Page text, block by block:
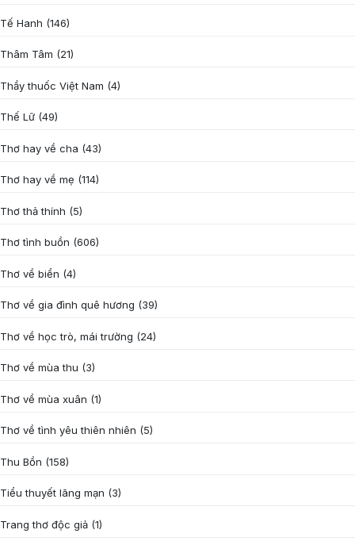
Tế Hanh (146)
Thâm Tâm (21)
Thầy thuốc Việt Nam (4)
Thế Lữ (49)
Thơ hay về cha (43)
Thơ hay về mẹ (114)
Thơ thả thính (5)
Thơ tình buồn (606)
Thơ về biển (4)
Thơ về gia đình quê hương (39)
Thơ về học trò, mái trường (24)
Thơ về mùa thu (3)
Thơ về mùa xuân (1)
Thơ về tình yêu thiên nhiên (5)
Thu Bồn (158)
Tiểu thuyết lãng mạn (3)
Trang thơ độc giả (1)